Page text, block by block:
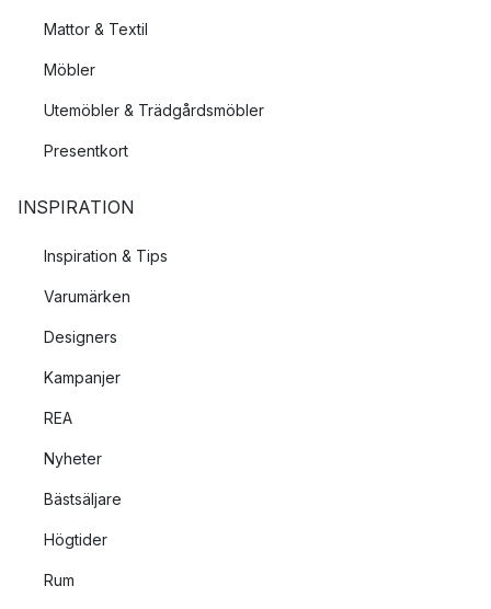
Mattor & Textil
Möbler
Utemöbler & Trädgårdsmöbler
Presentkort
INSPIRATION
Inspiration & Tips
Varumärken
Designers
Kampanjer
REA
Nyheter
Bästsäljare
Högtider
Rum